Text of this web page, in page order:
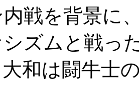
戦を背景に
ズムと戦っ
和は闘牛士